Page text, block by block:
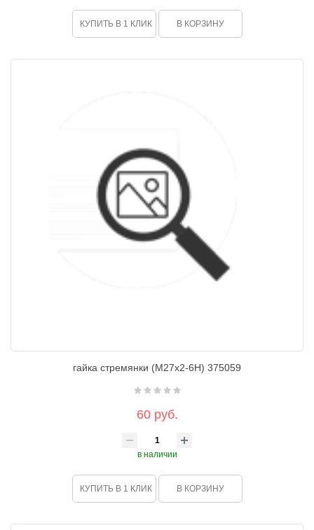
КУПИТЬ В 1 КЛИК В КОРЗИНУ
гайка стремянки (М27х2-6Н) 375059
60 руб.
в наличии
КУПИТЬ В 1 КЛИК В КОРЗИНУ